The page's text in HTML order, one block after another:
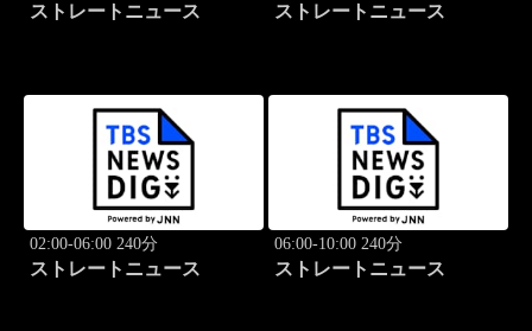
ストレートニュース ストレートニュース
02:00-06:00 240分
ストレートニュース
06:00-10:00 240分
ストレートニュース